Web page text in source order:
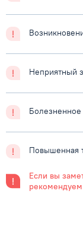
Неприятный
Повышенная
Если вы
рекомендуем